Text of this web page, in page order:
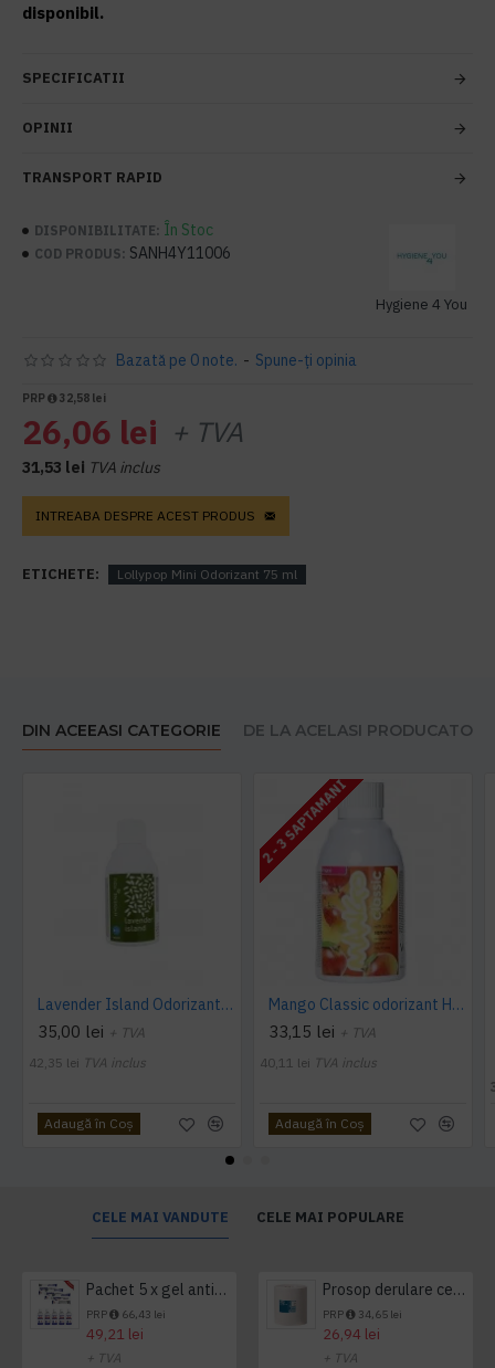
disponibil.
SPECIFICATII
OPINII
TRANSPORT RAPID
DISPONIBILITATE: În Stoc
COD PRODUS: SANH4Y11006
Hygiene 4 You
Bazată pe 0 note. - Spune-ţi opinia
PRP 32,58 lei
26,06 lei + TVA
31,53 lei TVA inclus
INTREABA DESPRE ACEST PRODUS
ETICHETE: Lollypop Mini Odorizant 75 ml
DIN ACEEASI CATEGORIE DE LA ACELASI PRODUCATOR
Lavender Island Odorizant Maxi 243ml Hygiene4You
35,00 lei + TVA
42,35 lei TVA inclus
Adaugă în Coş
2 - 3 SAPTAMANI
Mango Classic odorizant Hygiene 4 You
33,15 lei + TVA
40,11 lei TVA inclus
Adaugă în Coş
CELE MAI VANDUTE CELE MAI POPULARE
Pachet 5 x gel antibacterian 50ml si 3 x Servetele antibacteriene 48 buc Hygienium
PRP 66,43 lei
49,21 lei
+ TVA
Prosop derulare centrala 1 pliu, 300 m Tork
PRP 34,65 lei
26,94 lei
+ TVA